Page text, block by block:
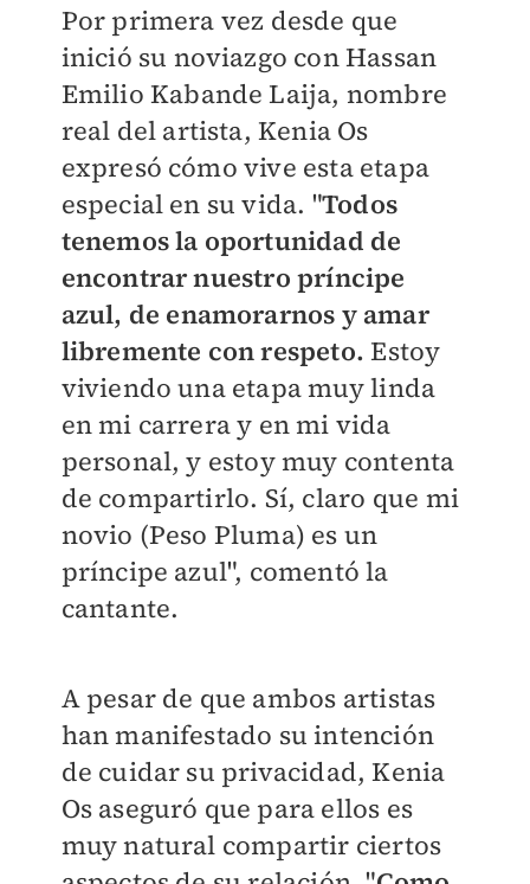
Por primera vez desde que
inició su noviazgo con Hassan
Emilio Kabande Laija, nombre
real del artista, Kenia Os
expresó cómo vive esta etapa
especial en su vida. "Todos
tenemos la oportunidad de
encontrar nuestro príncipe
azul, de enamorarnos y amar
libremente con respeto. Estoy
viviendo una etapa muy linda
en mi carrera y en mi vida
personal, y estoy muy contenta
de compartirlo. Sí, claro que mi
novio (Peso Pluma) es un
príncipe azul", comentó la
cantante.
A pesar de que ambos artistas
han manifestado su intención
de cuidar su privacidad, Kenia
Os aseguró que para ellos es
muy natural compartir ciertos